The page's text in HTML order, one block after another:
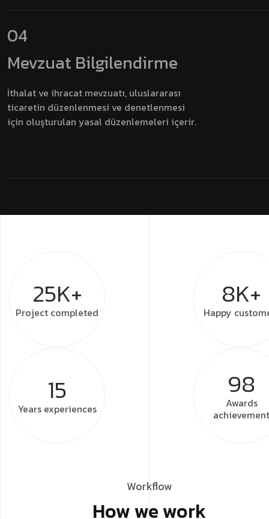
04
Mevzuat Bilgilendirme
İthalat ve ihracat mevzuatı, uluslararası
ticaretin düzenlenmesi ve denetlenmesi
için oluşturulan yasal düzenlemeleri içerir.
25K+
Project completed
8K+
Happy
15
Years experiences
98
Awards
achievement
Workflow
How we work